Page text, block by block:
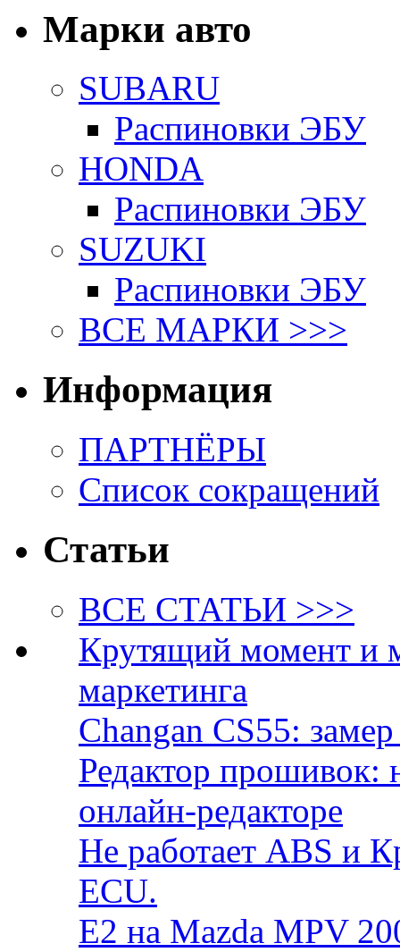
Марки авто
SUBARU
Распиновки ЭБУ
HONDA
Распиновки ЭБУ
SUZUKI
Распиновки ЭБУ
ВСЕ МАРКИ >>>
Информация
ПАРТНЁРЫ
Список сокращений
Статьи
ВСЕ СТАТЬИ >>>
Крутящий момент и
маркетинга
Changan CS55:
Редактор прошивок:
онлайн-редакторе
Не работает ABS и
ECU.
E2 на Mazda MPV